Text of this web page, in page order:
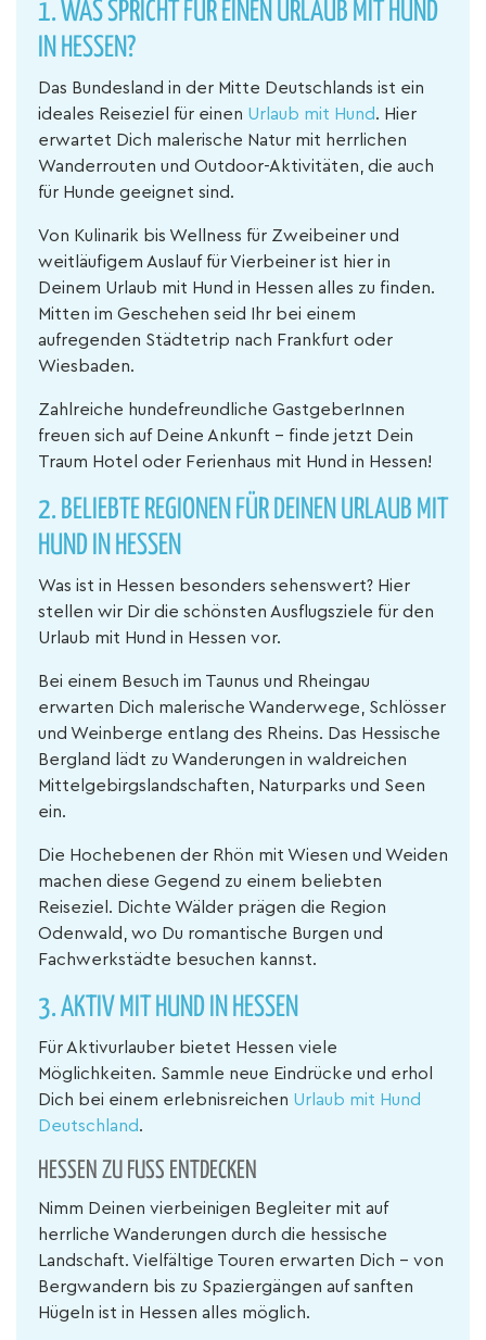
1. WAS SPRICHT FÜR EINEN URLAUB MIT HUND
IN HESSEN?
Das Bundesland in der Mitte Deutschlands ist ein
ideales Reiseziel für einen Urlaub mit Hund. Hier
erwartet Dich malerische Natur mit herrlichen
Wanderrouten und Outdoor-Aktivitäten, die auch
für Hunde geeignet sind.
Von Kulinarik bis Wellness für Zweibeiner und
weitläufigem Auslauf für Vierbeiner ist hier in
Deinem Urlaub mit Hund in Hessen alles zu finden.
Mitten im Geschehen seid Ihr bei einem
aufregenden Städtetrip nach Frankfurt oder
Wiesbaden.
Zahlreiche hundefreundliche GastgeberInnen
freuen sich auf Deine Ankunft – finde jetzt Dein
Traum Hotel oder Ferienhaus mit Hund in Hessen!
2. BELIEBTE REGIONEN FÜR DEINEN URLAUB MIT
HUND IN HESSEN
Was ist in Hessen besonders sehenswert? Hier
stellen wir Dir die schönsten Ausflugsziele für den
Urlaub mit Hund in Hessen vor.
Bei einem Besuch im Taunus und Rheingau
erwarten Dich malerische Wanderwege, Schlösser
und Weinberge entlang des Rheins. Das Hessische
Bergland lädt zu Wanderungen in waldreichen
Mittelgebirgslandschaften, Naturparks und Seen
ein.
Die Hochebenen der Rhön mit Wiesen und Weiden
machen diese Gegend zu einem beliebten
Reiseziel. Dichte Wälder prägen die Region
Odenwald, wo Du romantische Burgen und
Fachwerkstädte besuchen kannst.
3. AKTIV MIT HUND IN HESSEN
Für Aktivurlauber bietet Hessen viele
Möglichkeiten. Sammle neue Eindrücke und erhol
Dich bei einem erlebnisreichen Urlaub mit Hund
Deutschland.
HESSEN ZU FUSS ENTDECKEN
Nimm Deinen vierbeinigen Begleiter mit auf
herrliche Wanderungen durch die hessische
Landschaft. Vielfältige Touren erwarten Dich – von
Bergwandern bis zu Spaziergängen auf sanften
Hügeln ist in Hessen alles möglich.